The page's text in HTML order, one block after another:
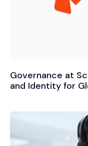
Governance at
and Identity for